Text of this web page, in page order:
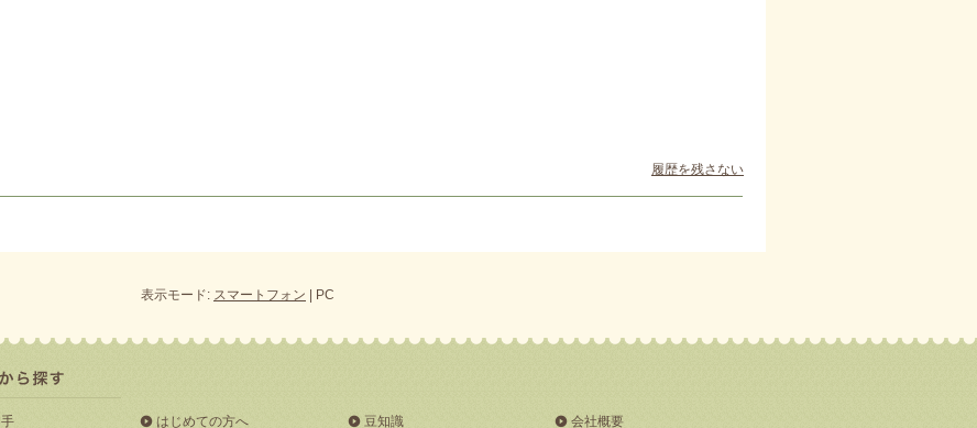
履歴を残さない
表示モード: スマートフォン | PC
はじめての方へ 豆知識 会社概要